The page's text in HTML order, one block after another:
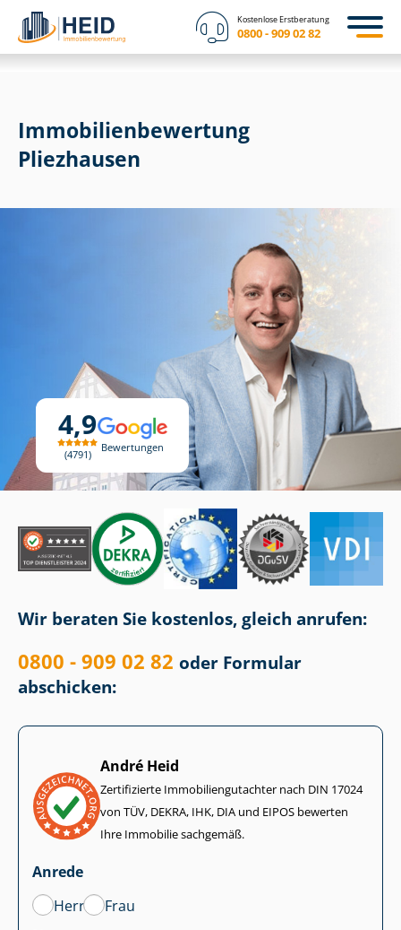
Kostenlose Erstberatung
0800 - 909 02 82
4,9
4791
Bewertungen
Immobilien­bewertung
Pliezhausen
Wir beraten Sie kostenlos, gleich anrufen:
0800 - 909 02 82 oder Formular
abschicken:
André Heid
Zertifizierte Im­mo­bi­li­en­gut­ach­ter nach DIN 17024
von TÜV, DEKRA, IHK, DIA und EIPOS bewerten
Ihre Immobilie sachgemäß.
Anrede
Herr
Frau